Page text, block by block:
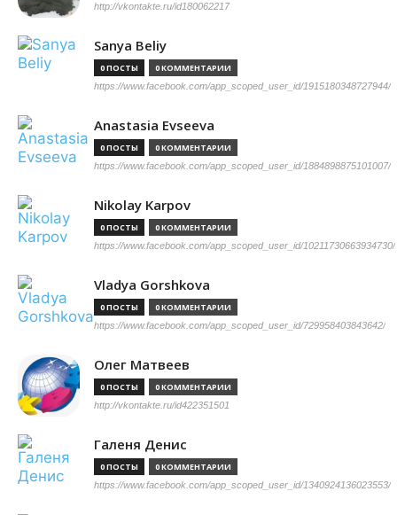
http://vkontakte.ru/id180062217
Sanya Beliy
0 ПОСТЫ 0 КОММЕНТАРИИ
https://www.facebook.com/app_scoped_user_id/1915180348727944/
Anastasia Evseeva
0 ПОСТЫ 0 КОММЕНТАРИИ
https://www.facebook.com/app_scoped_user_id/1884898875101007/
Nikolay Karpov
0 ПОСТЫ 0 КОММЕНТАРИИ
https://www.facebook.com/app_scoped_user_id/10211730663934730/
Vladya Gorshkova
0 ПОСТЫ 0 КОММЕНТАРИИ
https://www.facebook.com/app_scoped_user_id/729958403843642/
Олег Матвеев
0 ПОСТЫ 0 КОММЕНТАРИИ
http://vkontakte.ru/id422351501
Галеня Денис
0 ПОСТЫ 0 КОММЕНТАРИИ
https://www.facebook.com/app_scoped_user_id/1340924136023553/